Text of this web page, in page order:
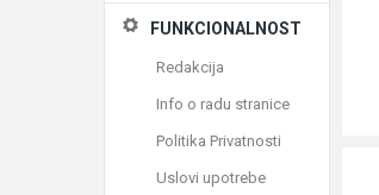
FUNKCIONALNOST
Redakcija
Info o radu stranice
Politika Privatnosti
Uslovi upotrebe